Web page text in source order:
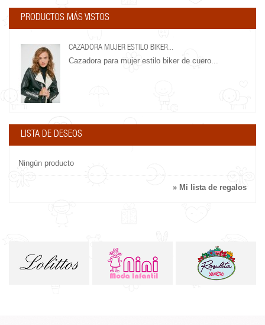
PRODUCTOS MÁS VISTOS
CAZADORA MUJER ESTILO BIKER...
Cazadora para mujer estilo biker de cuero...
LISTA DE DESEOS
Ningún producto
» Mi lista de regalos